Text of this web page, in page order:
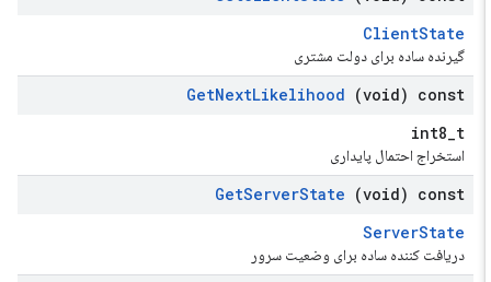
ClientState
گیرنده ساده برای دولت مشتری
GetNextLikelihood (void) const
int8_t
استخراج احتمال پایداری
GetServerState (void) const
ServerState
دریافت کننده ساده برای وضعیت سرور